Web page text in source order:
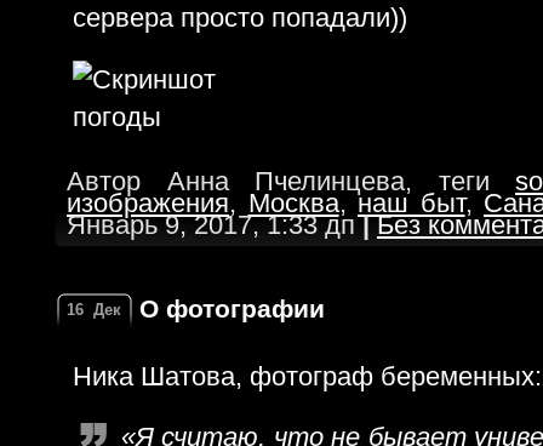
сервера просто попадали))
Автор Анна Пчелинцева, теги
изображения, Москва, наш быт,
Январь 9, 2017, 1:33 дп| Без
16 Дек О фотографии
Ника Шатова, фотограф беременных:
«Я считаю, что не бывает